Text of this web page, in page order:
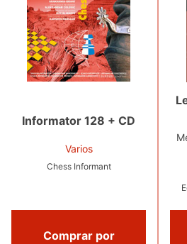
Informator 128 + CD
Varios
Chess Informant
Comprar por